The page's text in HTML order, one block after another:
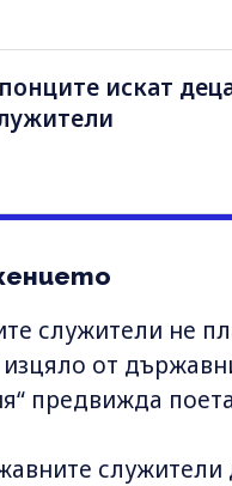
искат
служители не
изцяло от
предвижда
служители